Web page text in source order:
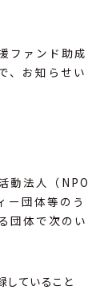
ファンド助成
、お知らせい
動法人（NPO
ー団体等のう
団体で次のい
していること